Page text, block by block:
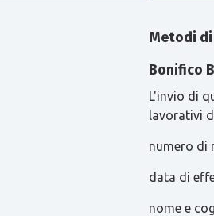
Metodi
Bonifico
L'invio di
lavorativi
numero di
data di
nome e